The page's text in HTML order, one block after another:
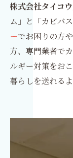
株式会社タイコ
ム」と「カビバ
ーでお困りの方
方、専門業者で
ルギー対策をお
暮らしを送れる